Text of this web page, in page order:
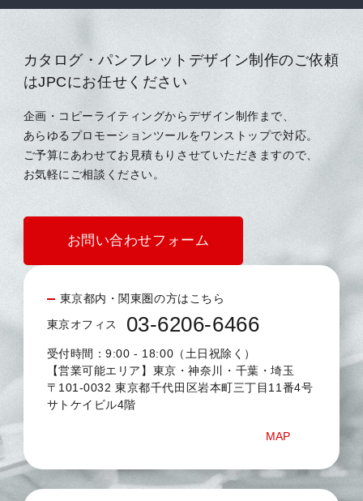
カタログ・パンフレットデザイン制作のご依頼
はJPCにお任せください
企画・コピーライティングからデザイン制作まで、
あらゆるプロモーションツールをワンストップで対応。
ご予算にあわせてお見積もりさせていただきますので、
お気軽にご相談ください。
お問い合わせフォーム
東京都内・関東圏の方はこちら
東京オフィス 03-6206-6466
受付時間：9:00 - 18:00（土日祝除く）
【営業可能エリア】東京・神奈川・千葉・埼玉
〒101-0032 東京都千代田区岩本町三丁目11番4号
サトケイビル4階
MAP